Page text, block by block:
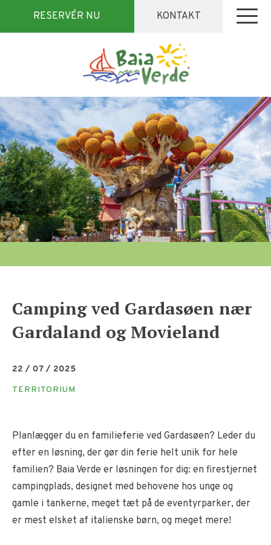
RESERVÉR NU KONTAKT
Camping ved Gardasøen nær
Gardaland og Movieland
22 / 07 / 2025
TERRITORIUM
Planlægger du en familieferie ved Gardasøen? Leder du
efter en løsning, der gør din ferie helt unik for hele
familien? Baia Verde er løsningen for dig: en firestjernet
campingplads, designet med behovene hos unge og
gamle i tankerne, meget tæt på de eventyrparker, der
er mest elsket af italienske børn, og meget mere!